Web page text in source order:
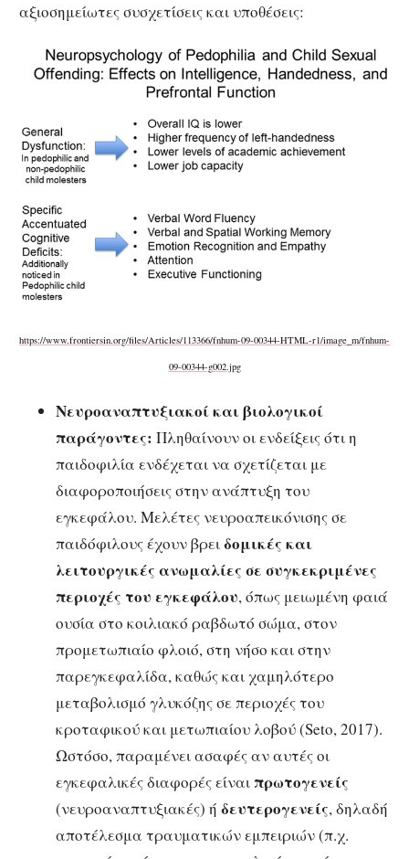
αξιοσημείωτες συσχετίσεις και υποθέσεις:
https://www.frontiersin.org/files/Articles/113366/fnhum-09-00344-HTML-r1/image_m/fnhum-
09-00344-g002.jpg
Νευροαναπτυξιακοί και βιολογικοί
παράγοντες: Πληθαίνουν οι ενδείξεις ότι η
παιδοφιλία ενδέχεται να σχετίζεται με
διαφοροποιήσεις στην ανάπτυξη του
εγκεφάλου. Μελέτες νευροαπεικόνισης σε
παιδόφιλους έχουν βρειδομικές και
λειτουργικές ανωμαλίες σε συγκεκριμένες
περιοχές του εγκεφάλου, όπως μειωμένη φαιά
ουσία στο κοιλιακό ραβδωτό σώμα, στον
προμετωπιαίο φλοιό, στη νήσο και στην
παρεγκεφαλίδα, καθώς και χαμηλότερο
μεταβολισμό γλυκόζης σε περιοχές του
κροταφικού και μετωπιαίου λοβού (Seto, 2017).
Ωστόσο, παραμένει ασαφές αν αυτές οι
εγκεφαλικές διαφορές είναιπρωτογενείς
(νευροαναπτυξιακές) ή δευτερογενείς, δηλαδή
αποτέλεσμα τραυματικών εμπειριών (π.χ.